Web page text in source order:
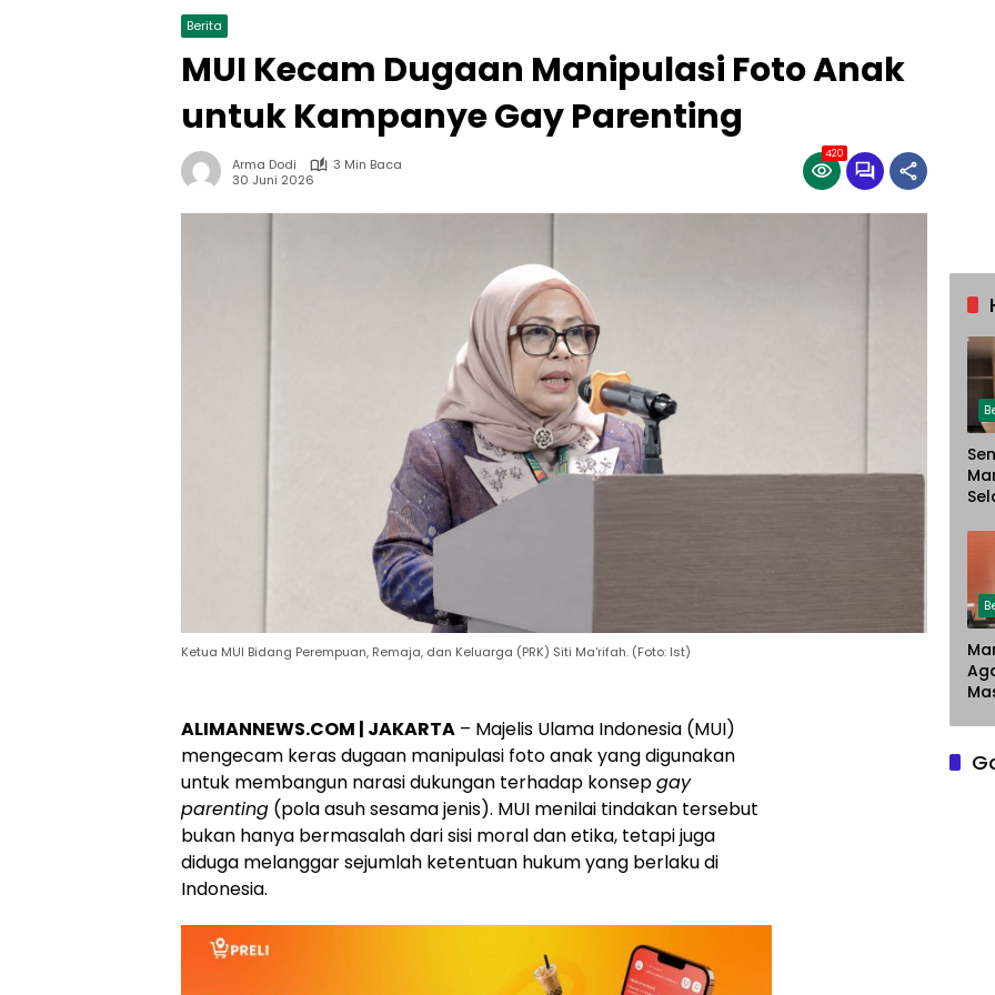
Berita
MUI Kecam Dugaan Manipulasi Foto Anak
untuk Kampanye Gay Parenting
Arma Dodi
3 Min Baca
30 Juni 2026
420
Ketua MUI Bidang Perempuan, Remaja, dan Keluarga (PRK) Siti Ma'rifah. (Foto: Ist)
ALIMANNEWS.COM | JAKARTA – Majelis Ulama Indonesia (MUI)
mengecam keras dugaan manipulasi foto anak yang digunakan
untuk membangun narasi dukungan terhadap konsepgay
parenting (pola asuh sesama jenis). MUI menilai tindakan tersebut
bukan hanya bermasalah dari sisi moral dan etika, tetapi juga
diduga melanggar sejumlah ketentuan hukum yang berlaku di
Indonesia.